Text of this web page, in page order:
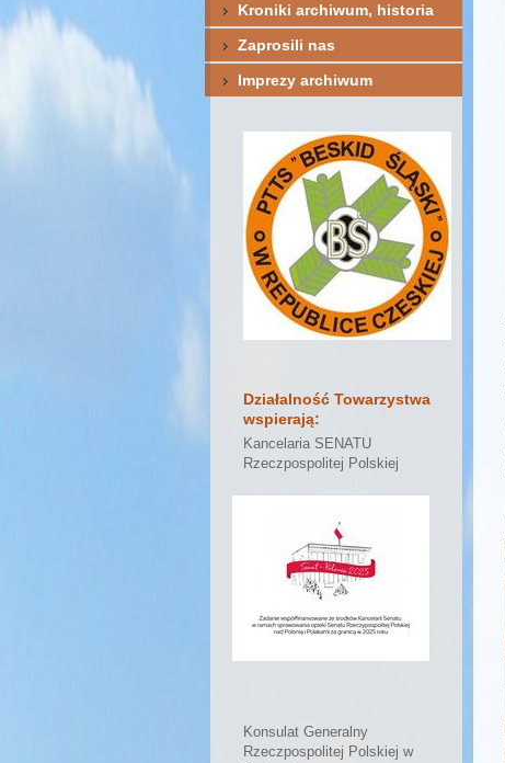
Kroniki archiwum, historia
Zaprosili nas
Imprezy archiwum
Działalność Towarzystwa
wspierają:
Kancelaria SENATU
Rzeczpospolitej Polskiej
Konsulat Generalny
Rzeczpospolitej Polskiej w